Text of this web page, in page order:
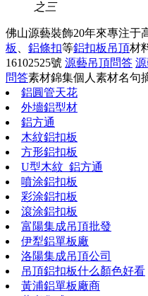
之三
佛山源藝裝飾20年來專注于
板
鋁條扣等鋁扣板吊頂材
16102525號 源藝吊頂問答
問答素材錦集個人素材名句
鋁圓管天花
外墻鋁型材
鋁方通
木紋鋁扣板
方形鋁扣板
U型木紋_鋁方通
噴涂鋁扣板
彩涂鋁扣板
滾涂鋁扣板
富陽集成吊頂批發
伊犁鋁單板廠
洛陽集成吊頂公司
吊頂鋁扣板什么顏色好看
黃浦鋁單板廠商